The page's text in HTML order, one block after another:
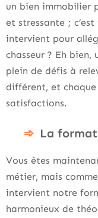
un bien immobilier
et stressante ;
intervient pour
chasseur ? Eh
plein de défis à
différent, et
satisfactions.
La
Vous êtes
métier, mais
intervient notre
harmonieux de